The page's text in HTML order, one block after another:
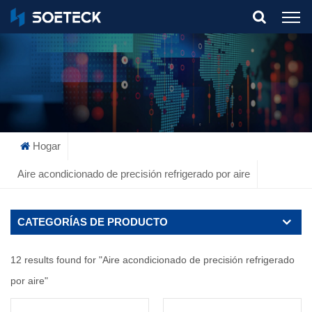
What Are You Looking For?
Hogar
Aire acondicionado de precisión refrigerado por aire
CATEGORÍAS DE PRODUCTO
12 results found for "Aire acondicionado de precisión refrigerado
por aire"